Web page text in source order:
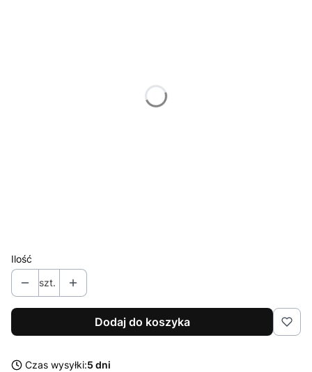
Ilość
szt.
Dodaj do koszyka
Czas wysyłki:5 dni